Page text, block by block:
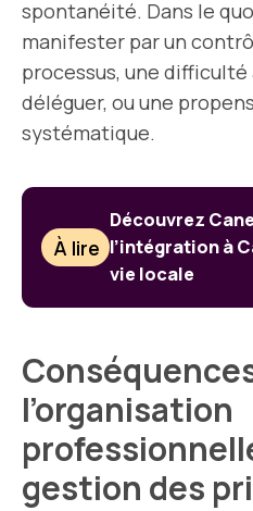
spontanéité. Dans le
manifester par un
processus, une
déléguer, ou une
systématique.
À lire
Découvrez
l’intégration à
vie locale
l’organisation
gestion des